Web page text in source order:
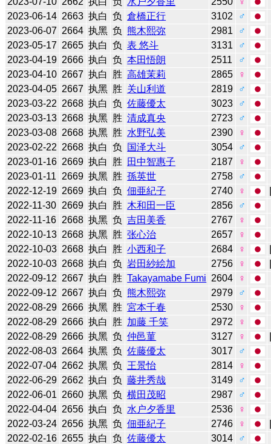
2023-06-14 2663 执白 负 倉橋正行 3102
♂
2023-06-07 2664 执黑 负 熊木熙弥 2981
♂
2023-05-17 2665 执白 负 表 悠斗 3131
♂
2023-04-19 2666 执白 负 本田悟朗 2511
♂
2023-04-10 2667 执白 胜 高雄茉莉 2865
♀
2023-04-05 2667 执黑 胜 关山利道 2819
♂
2023-03-22 2668 执白 负 佐藤優太 3023
♂
2023-03-13 2668 执黑 胜 清成真央 2723
♂
2023-03-08 2668 执黑 胜 水野弘美 2390
♀
2023-02-22 2668 执白 负 国泽大斗 3054
♂
2023-01-16 2669 执白 胜 田中智惠子 2187
♀
2023-01-11
2669 执黑 胜 孫英世 2758
♂
2022-12-19 2669 执白 负 佃亜紀子 2740 ♀
2022-11-30 2669 执白 胜 木和田一臣 2856
♂
2022-11-16 2668 执黑 负 吉田美香 2767
♀
2022-10-13 2668 执黑 胜 张心治 2657
♀
2022-10-03 2668 执白 胜 小西和子 2684 ♀
2022-10-03 2668 执白 负 岩田紗絵加 2756 ♀
2022-09-12 2667 执白 胜 Takayamabe Fumi 2604
♀
2022-09-12 2667 执白 负 熊木熙弥 2979
♂
2022-08-29 2666 执黑 胜 宮本千春 2530
♀
2022-08-29 2666 执白 胜 加藤 千笑 2972
♀
2022-08-29 2666 执黑 负 仲邑菫 3127 ♀
2022-08-03 2664 执黑 负 佐藤優太 3017
♂
2022-07-04 2662 执黑 负 王景怡 2814
♀
2022-06-29 2662 执白 负 藤井秀哉 3149
♂
2022-06-01 2660 执黑 负 横田茂昭 2987
♂
2022-04-04 2656 执白 负 水户夕香里 2536
♀
2022-03-24 2656 执黑 负 佃亜紀子 2746 ♀
2022-02-16 2655 执白 负 佐藤優太 3014
♂